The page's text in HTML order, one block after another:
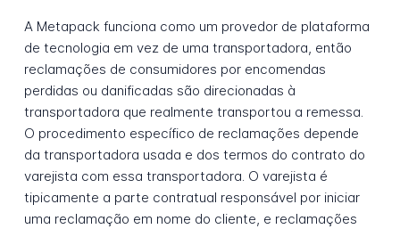
A Metapack funciona como um provedor de plataforma
de tecnologia em vez de uma transportadora, então
reclamações de consumidores por encomendas
perdidas ou danificadas são direcionadas à
transportadora que realmente transportou a remessa.
O procedimento específico de reclamações depende
da transportadora usada e dos termos do contrato do
varejista com essa transportadora. O varejista é
tipicamente a parte contratual responsável por iniciar
uma reclamação em nome do cliente, e reclamações